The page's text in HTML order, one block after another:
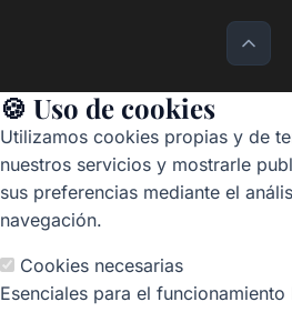
🍪 Uso de cookies
Utilizamos cookies propias y de
nuestros servicios y mostrarle
sus preferencias mediante el
navegación.
Cookies necesarias
Esenciales para el